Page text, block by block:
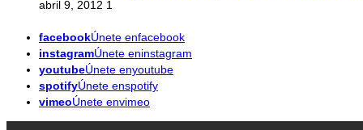
abril 9, 2012 1
facebookÚnete enfacebook
instagramÚnete eninstagram
youtubeÚnete enyoutube
spotifyÚnete enspotify
vimeoÚnete envimeo